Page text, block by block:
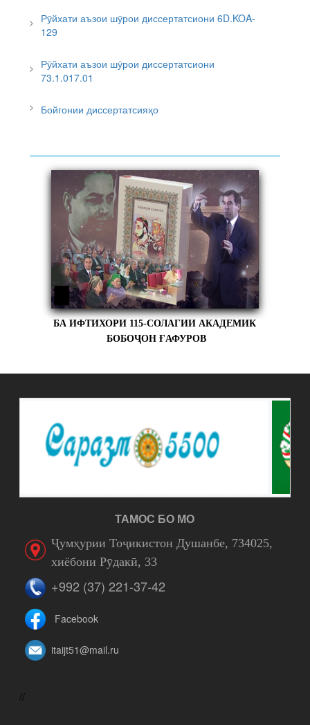
Рӯйхати аъзои шӯрои диссертатсиони 6D.KOA-
129
Рӯйхати аъзои шӯрои диссертатсиони
73.1.017.01
Бойгонии диссертатсияҳо
БА ИФТИХОРИ 115-СОЛАГИИ АКАДЕМИК
БОБОҶОН ҒАФУРОВ
ТАМОС БО МО
Ҷумҳурии Тоҷикистон Душанбе, 734025,
хиёбони Рӯдакӣ, 33
+992 (37) 221-37-42
Facebook
itaijt51@mail.ru
//